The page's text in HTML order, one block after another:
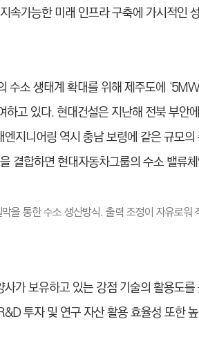
속가능한 미래 인프라 구축에 가시적인
수소 생태계 확대를 위해 제주도에
고 있다. 현대건설은 지난해 전북 부안
지니어링 역시 충남 보령에 같은 규모
결합하면 현대자동차그룹의 수소 밸류
통한 수소 생산방식. 출력 조정이 자유로워
가 보유하고 있는 강점 기술의 활용도를
투자 및 연구 자산 활용 효율성 또한